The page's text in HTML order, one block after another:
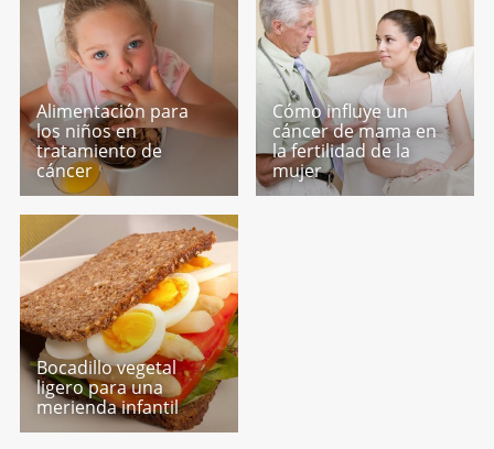
Alimentación para
los niños en
tratamiento de
cáncer
Cómo influye un
cáncer de mama en
la fertilidad de la
mujer
Bocadillo vegetal
ligero para una
merienda infantil